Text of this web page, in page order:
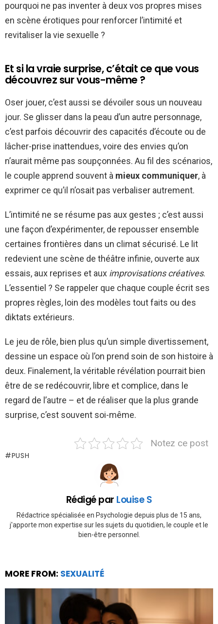
pourquoi ne pas inventer à deux vos propres mises
en scène érotiques pour renforcer l’intimité et
revitaliser la vie sexuelle ?
Et si la vraie surprise, c’était ce que vous
découvrez sur vous-même ?
Oser jouer, c’est aussi se dévoiler sous un nouveau
jour. Se glisser dans la peau d’un autre personnage,
c’est parfois découvrir des capacités d’écoute ou de
lâcher-prise inattendues, voire des envies qu’on
n’aurait même pas soupçonnées. Au fil des scénarios,
le couple apprend souvent à mieux communiquer, à
exprimer ce qu’il n’osait pas verbaliser autrement.
L’intimité ne se résume pas aux gestes ; c’est aussi
une façon d’expérimenter, de repousser ensemble
certaines frontières dans un climat sécurisé. Le lit
redevient une scène de théâtre infinie, ouverte aux
essais, aux reprises et aux improvisations créatives.
L’essentiel ? Se rappeler que chaque couple écrit ses
propres règles, loin des modèles tout faits ou des
diktats extérieurs.
Le jeu de rôle, bien plus qu’un simple divertissement,
dessine un espace où l’on prend soin de son histoire à
deux. Finalement, la véritable révélation pourrait bien
être de se redécouvrir, libre et complice, dans le
regard de l’autre – et de réaliser que la plus grande
surprise, c’est souvent soi-même.
Notez ce post
PUSH
Rédigé par Louise S
Rédactrice spécialisée en Psychologie depuis plus de 15 ans,
j'apporte mon expertise sur les sujets du quotidien, le couple et le
bien-être personnel.
MORE FROM: SEXUALITÉ